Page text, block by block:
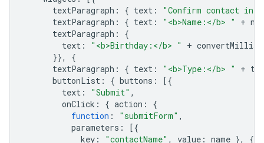
textParagraph : { text :
"Confirm contact
textParagraph : { text : "<b>Name:</b> " +
textParagraph :
{
text : "<b>Birthday:</b> " +
}},
{
textParagraph : { text : "<b>Type:</b> " +
buttonList : { buttons :
[{
text : "Submit" ,
onClick : { action :
{
function : "submitForm" ,
parameters :
[{
key : "contactName" , value : name },
{